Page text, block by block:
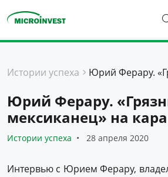
О компании
Истории успеха
Юрий Ферару.
мексиканец» на
Истории успеха 28 апреля 2020
Интервью с Юрием Ферару,